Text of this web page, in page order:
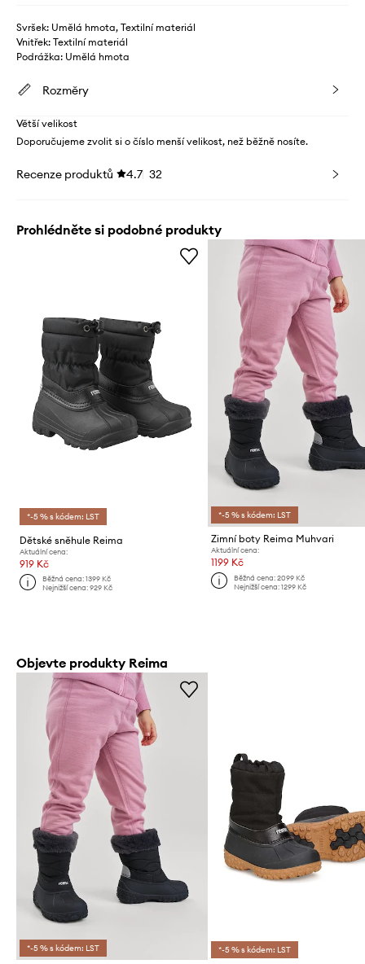
Svršek: Umělá hmota, Textilní materiál
Vnitřek: Textilní materiál
Podrážka: Umělá hmota
Rozměry
Větší velikost
Doporučujeme zvolit si o číslo menší velikost, než běžně nosíte.
Recenze produktů 4.7 32
Prohlédněte si podobné produkty
*-5 % s kódem: LST
Dětské sněhule Reima
Aktuální cena:
919 Kč
Běžná cena:1399 Kč
Nejnižší cena:929 Kč
*-5 % s kódem: LST
Zimní boty Reima Muhvari
Aktuální cena:
1199 Kč
Běžná cena: 2099 Kč
Nejnižší cena: 1299 Kč
Objevte produkty Reima
*-5 % s kódem: LST *-5 % s kódem: LST